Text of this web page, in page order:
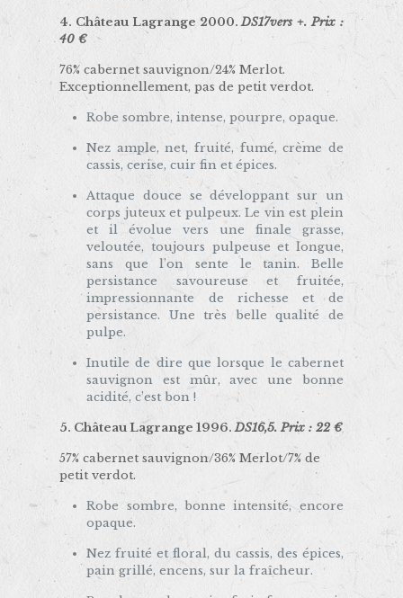
4. Château Lagrange 2000.DS17vers +. Prix :
40 €
76% cabernet sauvignon/24% Merlot.
Exceptionnellement, pas de petit verdot.
Robe sombre, intense, pourpre, opaque.
Nez ample, net, fruité, fumé, crème de
cassis, cerise, cuir fin et épices.
Attaque douce se développant sur un
corps juteux et pulpeux. Le vin est plein
et il évolue vers une finale grasse,
veloutée, toujours pulpeuse et longue,
sans que l’on sente le tanin. Belle
persistance savoureuse et fruitée,
impressionnante de richesse et de
persistance. Une très belle qualité de
pulpe.
Inutile de dire que lorsque le cabernet
sauvignon est mûr, avec une bonne
acidité, c’est bon !
5. Château Lagrange 1996.DS16,5. Prix : 22 €
57% cabernet sauvignon/36% Merlot/7% de
petit verdot.
Robe sombre, bonne intensité, encore
opaque.
Nez fruité et floral, du cassis, des épices,
pain grillé, encens, sur la fraîcheur.